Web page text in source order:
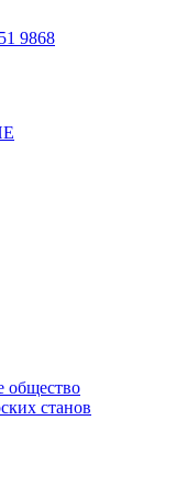
9868
общество
станов